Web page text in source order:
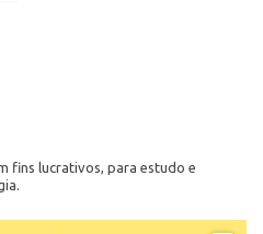
fins lucrativos, para estudo e